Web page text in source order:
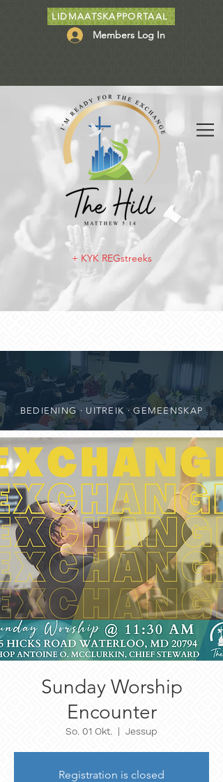
+ KYK REGstreeks
LIDMAATSKAPPORTAAL
Members Log In
BEDIENING · UITREIK · GEMEENSKAP
Sunday Worship
Encounter
So. 01 Okt.
  |
Jessup
Registration is closed